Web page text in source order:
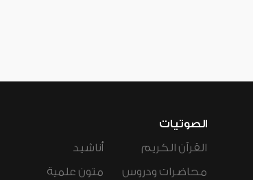
الصوتيات
القرآن الكريم
محاضرات ودروس
أناشيد
متون علمية